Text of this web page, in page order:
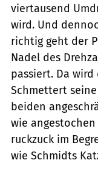
viertausend
wird. Und
richtig geht der
Nadel des
passiert. Da wird
Schmettert seine
beiden
wie
ruckzuck im
wie Schmidts